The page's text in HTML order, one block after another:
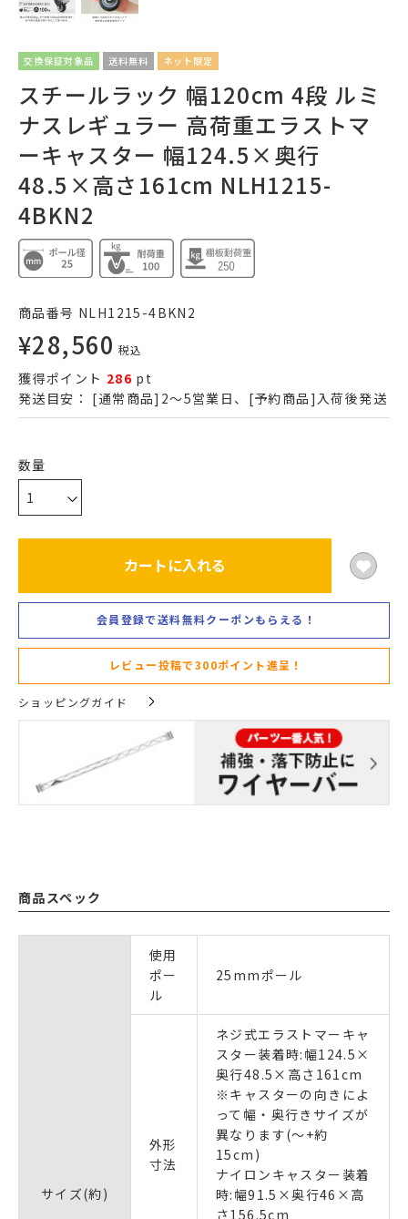
交換保証対象品 送料無料 ネット限定
スチールラック 幅120cm 4段 ルミ
ナスレギュラー 高荷重エラストマ
ーキャスター 幅124.5×奥行
48.5×高さ161cm NLH1215-
4BKN2
商品番号 NLH1215-4BKN2
¥28,560 税込
獲得ポイント 286 pt
発送目安： [通常商品]2～5営業日、[予約商品]入荷後発送
カートに入れる
会員登録で送料無料クーポンもらえる！
レビュー投稿で300ポイント進呈！
ショッピングガイド
商品スペック
サイズ(約)
使用
ポー
ル
25mmポール
外形
寸法
ネジ式エラストマーキャ
スター装着時:幅124.5×
奥行48.5×高さ161cm
※キャスターの向きによ
って幅・奥行きサイズが
異なります(～+約
15cm)
ナイロンキャスター装着
時:幅91.5×奥行46×高
さ156.5cm